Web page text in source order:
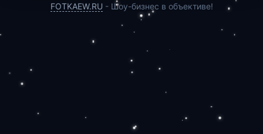
FOTKAEW.RU - Шоу-бизнес в объективе!